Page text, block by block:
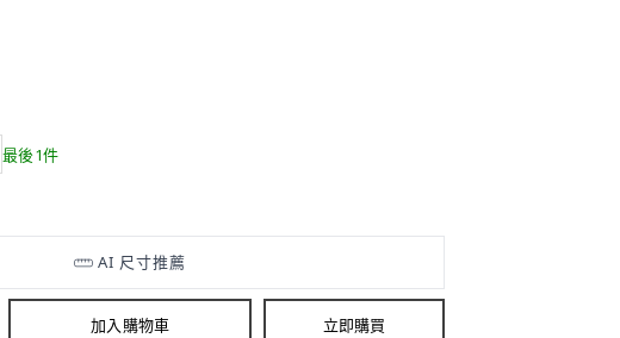
最後1件
加入購物車
立即購買